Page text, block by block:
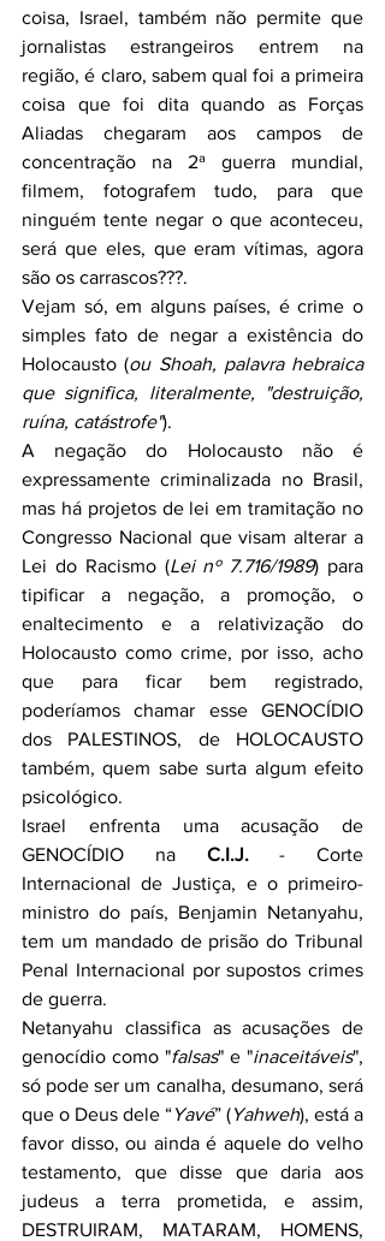
coisa, Israel, também não permite que
jornalistas estrangeiros entrem na
região, é claro, sabem qual foi a primeira
coisa que foi dita quando as Forças
Aliadas chegaram aos campos de
concentração na 2ª guerra mundial,
filmem, fotografem tudo, para que
ninguém tente negar o que aconteceu,
será que eles, que eram vítimas, agora
são os carrascos???.
Vejam só, em alguns países, é crime o
simples fato de negar a existência do
Holocausto (ou Shoah, palavra hebraica
que significa, literalmente, "destruição,
ruína, catástrofe").
A negação do Holocausto não é
expressamente criminalizada no Brasil,
mas há projetos de lei em tramitação no
Congresso Nacional que visam alterar a
Lei do Racismo (Lei nº 7.716/1989) para
tipificar a negação, a promoção, o
enaltecimento e a relativização do
Holocausto como crime, por isso, acho
que para ficar bem registrado,
poderíamos chamar esse GENOCÍDIO
dos PALESTINOS, de HOLOCAUSTO
também, quem sabe surta algum efeito
psicológico.
Israel enfrenta uma acusação de
GENOCÍDIO na C.I.J. - Corte
Internacional de Justiça, e o primeiro-
ministro do país, Benjamin Netanyahu,
tem um mandado de prisão do Tribunal
Penal Internacional por supostos crimes
de guerra.
Netanyahu classifica as acusações de
genocídio como "falsas" e "inaceitáveis",
só pode ser um canalha, desumano, será
que o Deus dele “Yavé” (Yahweh), está a
favor disso, ou ainda é aquele do velho
testamento, que disse que daria aos
judeus a terra prometida, e assim,
DESTRUIRAM, MATARAM, HOMENS,